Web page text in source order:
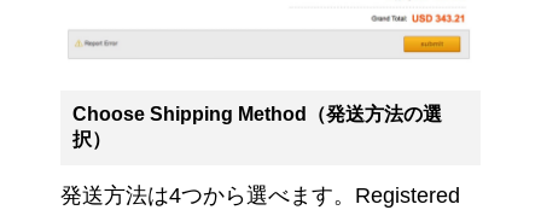
Choose Shipping Method（発送方法の選
択）
発送方法は4つから選べます。Registered